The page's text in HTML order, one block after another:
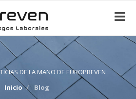
DE LA MANO DE EUROPREVEN
Inicio
Blog